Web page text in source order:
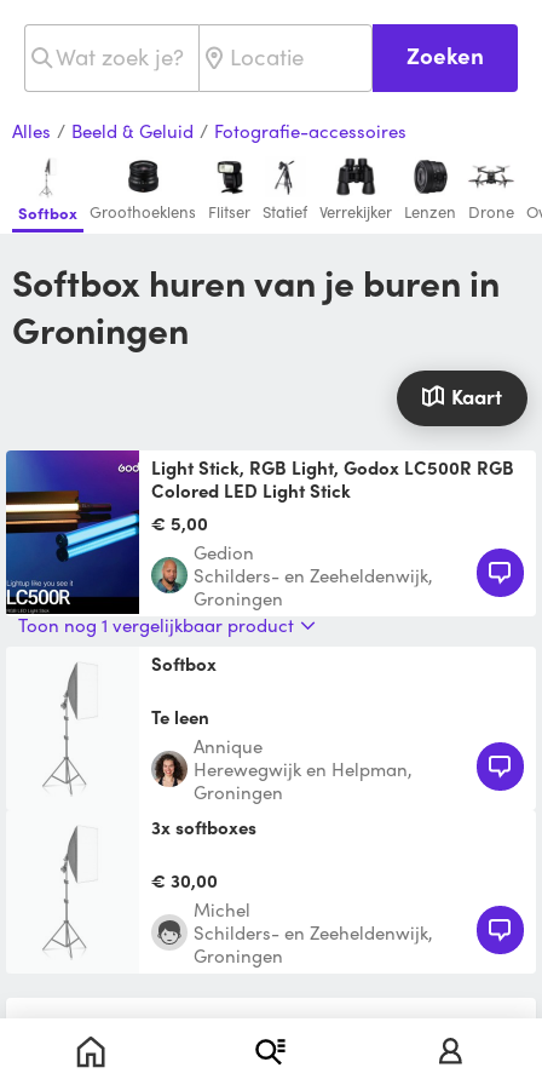
Zoeken
Alles / Beeld & Geluid / Fotografie-accessoires
Softbox Groothoeklens Flitser Statief Verrekijker Lenzen Drone
Softbox huren van je buren in
Groningen
Kaart
Light Stick, RGB Light, Godox LC500R RGB
Colored LED Light Stick
The lightweight and versatile LED RGB Light
Stick LC500R from Godox combines an
extended continuous
€ 5,00
Gedion
Schilders- en Zeeheldenwijk,
Groningen
Toon nog 1 vergelijkbaar product
Softbox
Te leen
Annique
Herewegwijk en Helpman,
Groningen
3x softboxes
€ 30,00
Michel
Schilders- en Zeeheldenwijk,
Groningen
Niet helemaal gevonden wat je zoekt?